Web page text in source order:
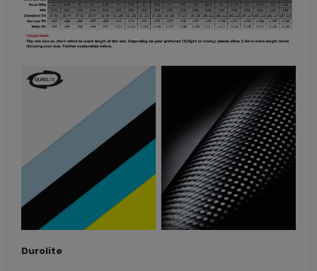
Durolite